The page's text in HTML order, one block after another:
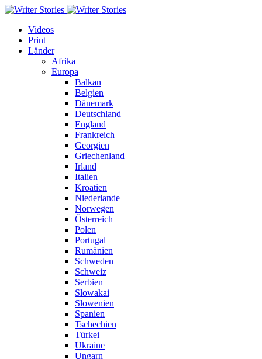
Videos
Print
Länder
Afrika
Europa
Balkan
Belgien
Dänemark
Deutschland
England
Frankreich
Georgien
Griechenland
Irland
Italien
Kroatien
Niederlande
Norwegen
Österreich
Polen
Portugal
Rumänien
Schweden
Schweiz
Serbien
Slowakai
Slowenien
Spanien
Tschechien
Türkei
Ukraine
Ungarn